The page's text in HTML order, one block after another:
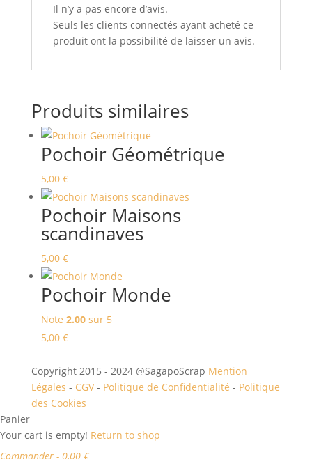
Il n’y a pas encore d’avis.
Seuls les clients connectés ayant acheté ce
produit ont la possibilité de laisser un avis.
Produits similaires
Pochoir Géométrique
5,00 €
Pochoir Maisons
scandinaves
5,00 €
Pochoir Monde
Note 2.00sur 5
5,00 €
Copyright 2015 - 2024 @SagapoScrap Mention
Légales - CGV- Politique de Confidentialité - Politique
des Cookies
Panier
Your cart is empty! Return to shop
Commander - 0,00 €